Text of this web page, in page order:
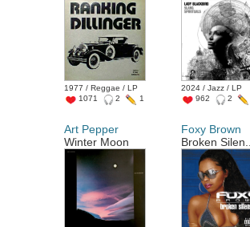
1977 / Reggae / LP
1071
2 1
2024 / Jazz / LP
962
2
Art Pepper
Winter Moon
Foxy Brown
Broken Silen...